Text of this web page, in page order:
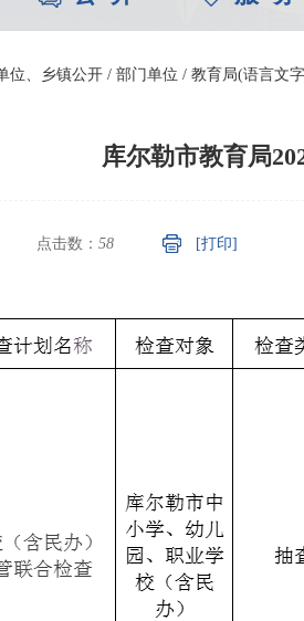
位、乡镇公开 / 部门单位 / 教育局(语言文
库尔勒市教育局
点击数： 58 [打印]